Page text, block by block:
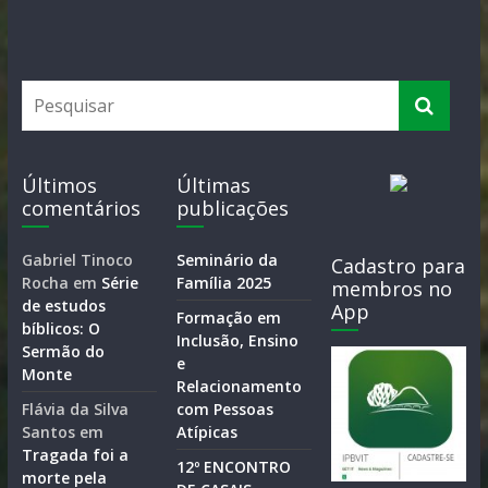
Últimos
comentários
Gabriel Tinoco
Rocha em Série
de estudos
bíblicos: O
Sermão do
Monte
Flávia da Silva
Santosem
Tragada foi a
morte pela
Últimas
publicações
Seminário da
Família 2025
Formação em
Inclusão, Ensino
e
Relacionamento
com Pessoas
Atípicas
12º ENCONTRO
Cadastro para
membros no
App